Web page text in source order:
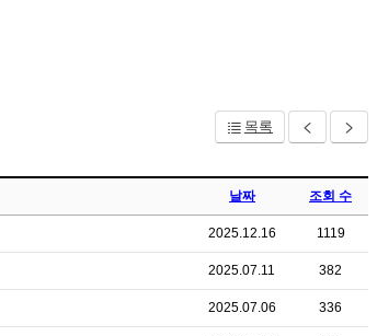
목록
날짜 조회 수
2025.12.16 1119
2025.07.11 382
2025.07.06 336